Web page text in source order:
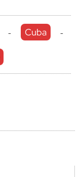
- Cuba -